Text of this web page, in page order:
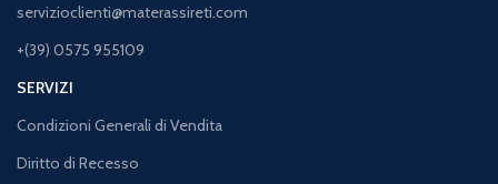
servizioclienti@materassireti.com
+(39) 0575 955109
SERVIZI
Condizioni Generali di Vendita
Diritto di Recesso